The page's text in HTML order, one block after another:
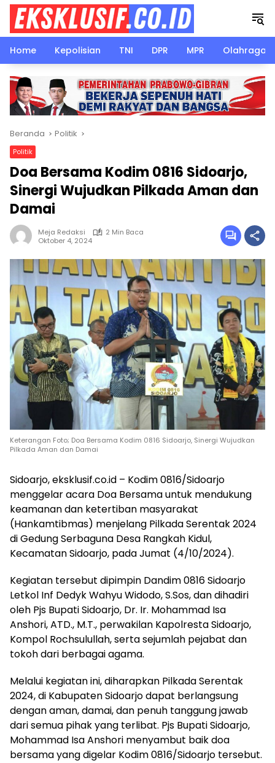
Langsung
konten
Home
Kepolisian TNI DPR MPR Olahraga
Beranda Politik
Politik
Doa Bersama Kodim 0816 Sidoarjo,
Sinergi Wujudkan Pilkada Aman dan
Damai
Meja Redaksi
2 Min Baca
Oktober 4, 2024
Keterangan Foto; Doa Bersama Kodim 0816 Sidoarjo, Sinergi Wujudkan
Pilkada Aman dan Damai
Sidoarjo, eksklusif.co.id – Kodim 0816/Sidoarjo
menggelar acara Doa Bersama untuk mendukung
keamanan dan ketertiban masyarakat
(Hankamtibmas) menjelang Pilkada Serentak 2024
di Gedung Serbaguna Desa Rangkah Kidul,
Kecamatan Sidoarjo, pada Jumat (4/10/2024).
Kegiatan tersebut dipimpin Dandim 0816 Sidoarjo
Letkol Inf Dedyk Wahyu Widodo, S.Sos, dan dihadiri
oleh Pjs Bupati Sidoarjo, Dr. Ir. Mohammad Isa
Anshori, ATD., M.T., perwakilan Kapolresta Sidoarjo,
Kompol Rochsulullah, serta sejumlah pejabat dan
tokoh dari berbagai agama.
Melalui kegiatan ini, diharapkan Pilkada Serentak
2024, di Kabupaten Sidoarjo dapat berlangsung
dengan aman, damai, dan penuh tanggung jawab
dari semua pihak yang terlibat. Pjs Bupati Sidoarjo,
Mohammad Isa Anshori menyambut baik doa
bersama yang digelar Kodim 0816/Sidoarjo tersebut.